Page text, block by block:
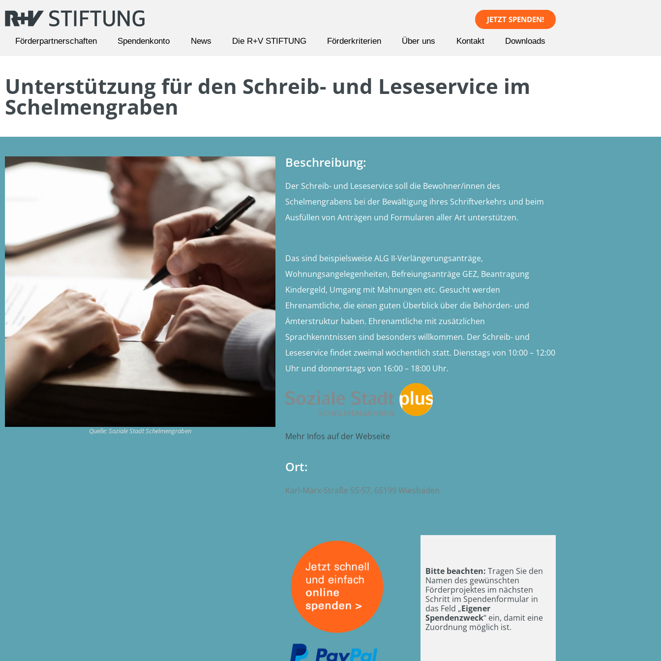
JETZT SPENDEN!
Förderpartnerschaften Spendenkonto News Die R+V STIFTUNG Förderkriterien Über uns Kontakt Downloads
Unterstützung für den Schreib- und Leseservice im
Schelmengraben
Quelle: Soziale Stadt Schelmengraben
Beschreibung:
Der Schreib- und Leseservice soll die Bewohner/innen des
Schelmengrabens bei der Bewältigung ihres Schriftverkehrs und beim
Ausfüllen von Anträgen und Formularen aller Art unterstützen.
Das sind beispielsweise ALG II-Verlängerungsanträge,
Wohnungsangelegenheiten, Befreiungsanträge GEZ, Beantragung
Kindergeld, Umgang mit Mahnungen etc. Gesucht werden
Ehrenamtliche, die einen guten Überblick über die Behörden- und
Ämterstruktur haben. Ehrenamtliche mit zusätzlichen
Sprachkenntnissen sind besonders willkommen. Der Schreib- und
Leseservice findet zweimal wöchentlich statt. Dienstags von 10:00 – 12:00
Uhr und donnerstags von 16:00 – 18:00 Uhr.
Mehr Infos auf der Webseite
Ort:
Karl-Marx-Straße 55-57, 65199 Wiesbaden
Bitte beachten: Tragen Sie den
Namen des gewünschten
Förderprojektes im nächsten
Schritt im Spendenformular in
das Feld „Eigener
Spendenzweck“ ein, damit eine
Zuordnung möglich ist.